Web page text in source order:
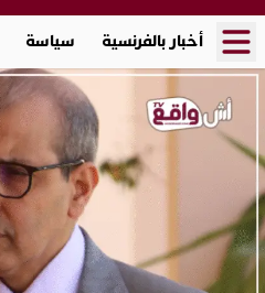
أخبار بالفرنسية سياسة